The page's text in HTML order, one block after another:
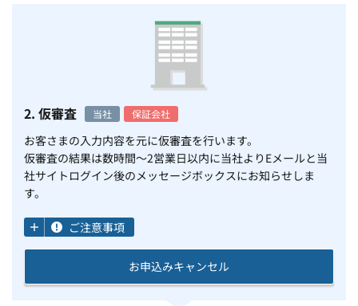
2. 仮審査 当社 保証会社
お客さまの入力内容を元に仮審査を行います。
仮審査の結果は数時間～2営業日以内に当社よりEメールと当
社サイトログイン後のメッセージボックスにお知らせしま
す。
ご注意事項
お申込みキャンセル